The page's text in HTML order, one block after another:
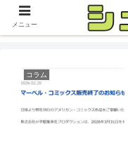
コラム
メニュー